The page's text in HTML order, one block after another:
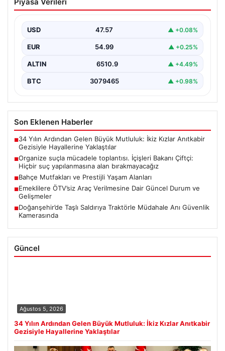
İçişleri Bakanı Çiftçi: Hiçbir suç
Piyasa Verileri
USD 47.57 ▲ +0.08%
EUR 54.99 ▲ +0.25%
ALTIN 6510.9 ▲ +4.49%
BTC 3079465 ▲ +0.98%
Son Eklenen Haberler
■34 Yılın Ardından Gelen Büyük Mutluluk: İkiz Kızlar Anıtkabir
Gezisiyle Hayallerine Yaklaştılar
■Organize suçla mücadele toplantısı. İçişleri Bakanı Çiftçi:
Hiçbir suç yapılanmasına alan bırakmayacağız
■Bahçe Mutfakları ve Prestijli Yaşam Alanları
■Emeklilere ÖTV’siz Araç Verilmesine Dair Güncel Durum ve
Gelişmeler
■Doğanşehir’de Taşlı Saldırıya Traktörle Müdahale Anı Güvenlik
Kamerasında
Güncel
Ağustos 5, 2026
34 Yılın Ardından Gelen Büyük Mutluluk: İkiz Kızlar Anıtkabir
Gezisiyle Hayallerine Yaklaştılar